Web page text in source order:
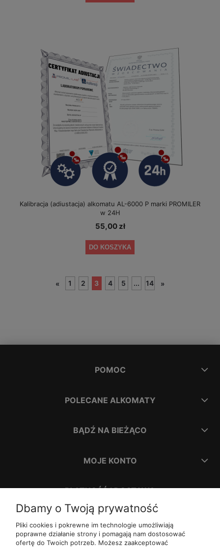
Kalibracja (adiustacja) alkomatu AL-6000 P marki PROMILER
w 24H
55,00 zł
DO KOSZYKA
« 1 2 3 4 5 ... 14 »
POMOC
POLECANE ALKOMATY
BĄDŹ NA BIEŻĄCO
MOJE KONTO
PŁATNOŚĆ I DOSTAWA
INFORMACJE
Dbamy o Twoją prywatność
Pliki cookies i pokrewne im technologie umożliwiają
poprawne działanie strony i pomagają nam dostosować
ofertę do Twoich potrzeb. Możesz zaakceptować